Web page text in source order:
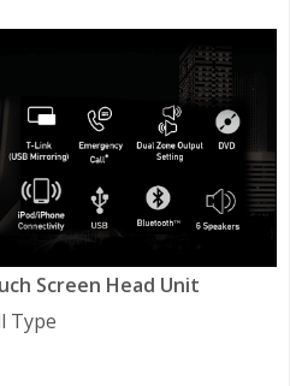
Screen Head Unit
Type